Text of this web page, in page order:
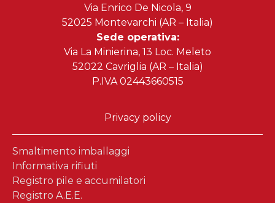
Via Enrico De Nicola, 9
52025 Montevarchi (AR – Italia)
Sede operativa:
Via La Minierina, 13 Loc. Meleto
52022 Cavriglia (AR – Italia)
P.IVA 02443660515
Privacy policy
Smaltimento imballaggi
Informativa rifiuti
Registro pile e accumilatori
Registro A.E.E.